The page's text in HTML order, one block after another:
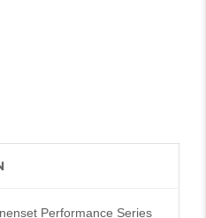
Performance Series